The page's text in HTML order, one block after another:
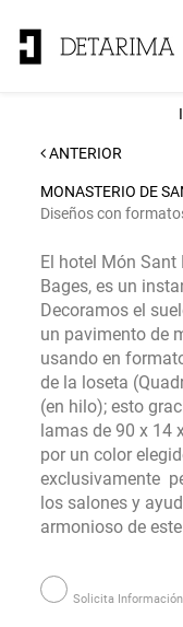
ANTERIOR
MONASTERIO DE
Diseños con
El hotel Món Sant
Bages, es un
Decoramos el
un pavimento de
usando en
de la loseta (
(en hilo); esto
lamas de 90 x 14
por un color
exclusivamente
los salones y
armonioso de
Solicita